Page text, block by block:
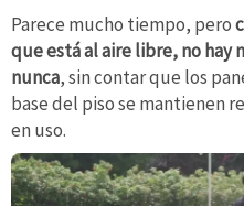
Parece mucho tiempo, pero
que está al aire libre, no hay
nunca, sin contar que los
base del piso se mantienen
en uso.